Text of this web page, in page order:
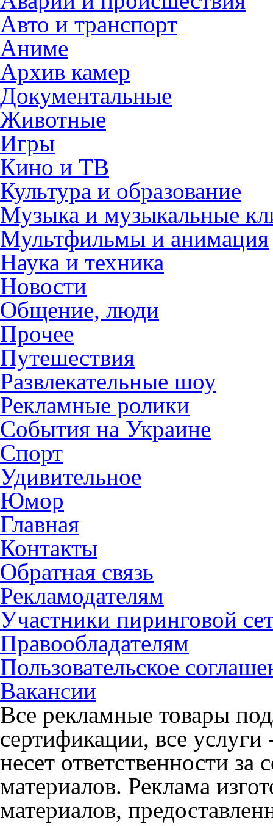
Авто и транспорт
Аниме
Архив камер
Документальные
Животные
Игры
Кино и ТВ
Культура и образование
Музыка и музыкальные
Мультфильмы и анимация
Наука и техника
Новости
Общение, люди
Прочее
Путешествия
Развлекательные шоу
Рекламные ролики
События на Украине
Спорт
Удивительное
Юмор
Главная
Контакты
Обратная связь
Рекламодателям
Участники пиринговой
Правообладателям
Пользовательское
Вакансии
Все рекламные товары
сертификации, все
несет ответственности
материалов. Реклама
материалов,